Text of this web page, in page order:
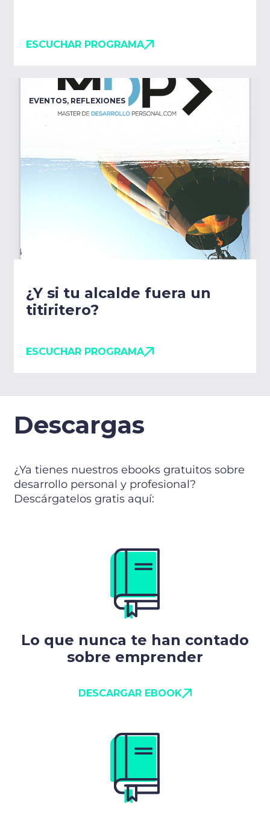
ESCUCHAR PROGRAMA
EVENTOS, REFLEXIONES
¿Y si tu alcalde fuera un
titiritero?
ESCUCHAR PROGRAMA
Descargas
¿Ya tienes nuestros ebooks gratuitos sobre
desarrollo personal y profesional?
Descárgatelos gratis aquí:
Lo que nunca te han contado
sobre emprender
DESCARGAR EBOOK